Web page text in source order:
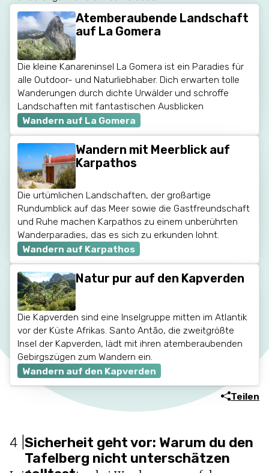
Atemberaubende Landschaft
auf La Gomera
Die kleine Kanareninsel La Gomera ist ein Paradies für
alle Outdoor- und Naturliebhaber. Dich erwarten tolle
Wanderungen durch dichte Urwälder und schroffe
Landschaften mit fantastischen Ausblicken
Wandern auf La Gomera
Wandern mit Meerblick auf
Karpathos
Die urtümlichen Landschaften, der großartige
Rundumblick auf das Meer sowie die Gastfreundschaft
und Ruhe machen Karpathos zu einem unberührten
Wanderparadies, das es sich zu erkunden lohnt.
Wandern auf Karpathos
Natur pur auf den Kapverden
Die Kapverden sind eine Inselgruppe mitten im Atlantik
vor der Küste Afrikas. Santo Antão, die zweitgrößte
Insel der Kapverden, lädt mit ihren atemberaubenden
Gebirgszügen zum Wandern ein.
Wandern auf den Kapverden
Teilen
4 Sicherheit geht vor: Warum du den
Tafelberg nicht unterschätzen